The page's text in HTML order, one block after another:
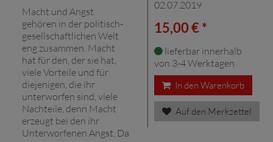
Macht und Angst
gehören in der politisch-
gesellschaftlichen Welt
eng zusammen. Macht
hat für den, der sie hat,
viele Vorteile und für
diejenigen, die ihr
unterworfen sind, viele
Nachteile, denn Macht
erzeugt bei den ihr
Unterworfenen Angst. Da
02.07.2019
15,00 € *
lieferbar innerhalb
von 3-4 Werktagen
In den Warenkorb
Auf den Merkzettel